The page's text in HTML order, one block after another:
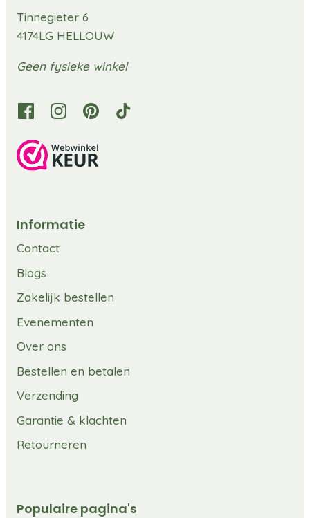
Tinnegieter 6
4174LG HELLOUW
Geen fysieke winkel
Informatie
Contact
Blogs
Zakelijk bestellen
Evenementen
Over ons
Bestellen en betalen
Verzending
Garantie & klachten
Retourneren
Populaire pagina's